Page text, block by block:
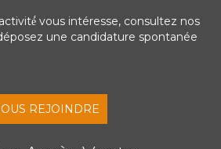
vous intéresse, consultez nos
une candidature spontanée
REJOINDRE